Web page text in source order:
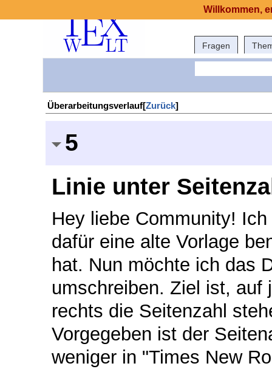
Fragen
Überarbeitungsverlauf[Zurück]
5
Linie unter
Hey liebe Community!
dafür eine alte Vorlage
hat. Nun möchte ich das
umschreiben. Ziel ist, auf
rechts die Seitenzahl
Vorgegeben ist der
weniger in "Times New
Willkommen,